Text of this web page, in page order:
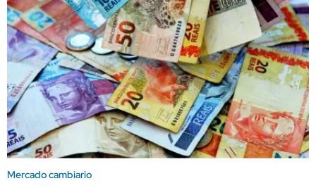
Mercado cambiario